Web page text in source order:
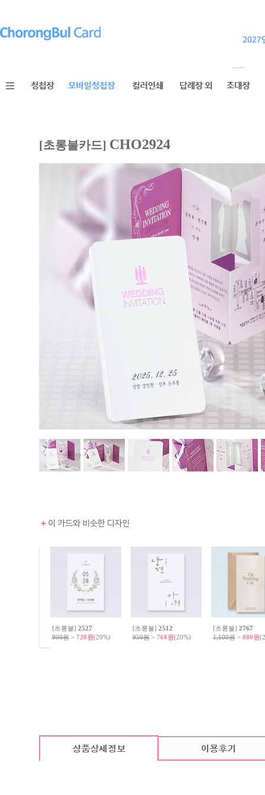
[초롱불카드] CHO2924
[초롱불] 2527
900원> 720원(20%)
[초롱불] 2512
950원> 760원(20%)
[초롱불] 2767
1,100원> 880원
카드 기본구성